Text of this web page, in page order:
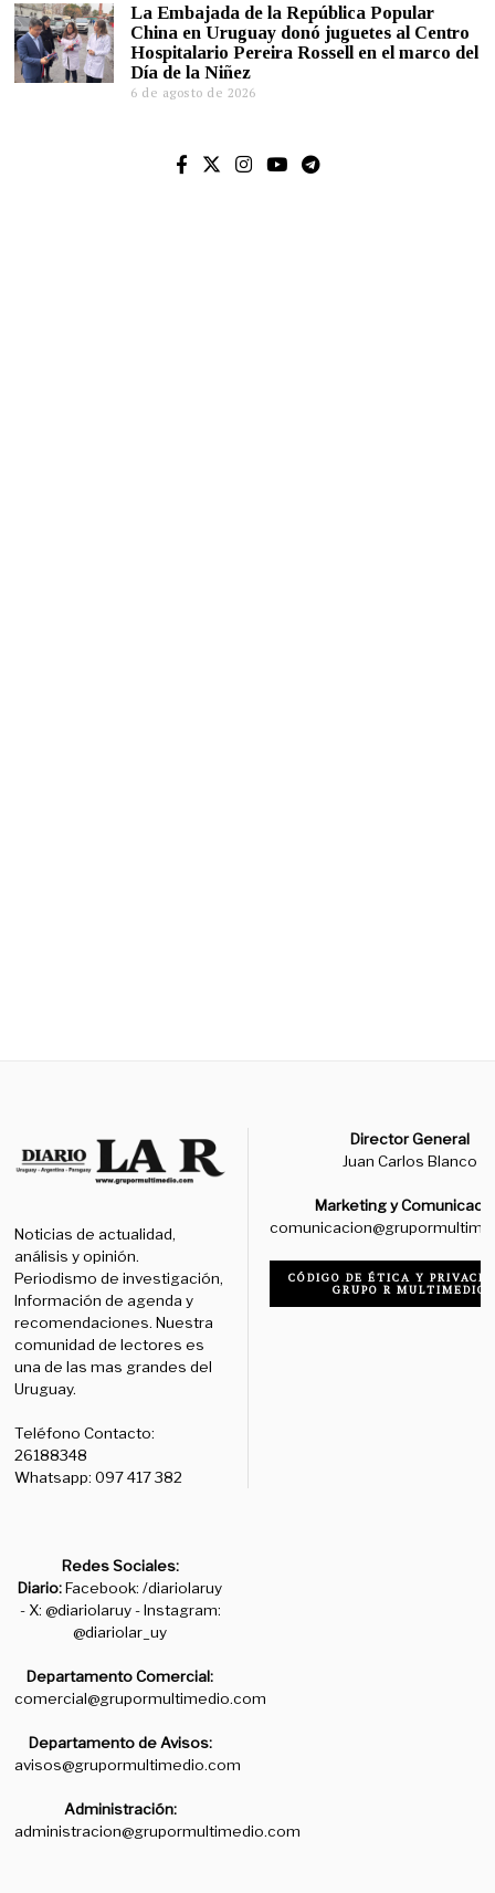
La Embajada de la República Popular
China en Uruguay donó juguetes al Centro
Hospitalario Pereira Rossell en el marco del
Día de la Niñez
6 de agosto de 2026
Noticias de actualidad,
análisis y opinión.
Periodismo de investigación,
Información de agenda y
recomendaciones. Nuestra
comunidad de lectores es
una de las mas grandes del
Uruguay.
Teléfono Contacto:
26188348
Whatsapp: 097 417 382
Director General
Juan Carlos Blanco
Marketing y
CÓDIGO DE ÉTICA Y
GRUPO R MULTIMEDIO
Redes Sociales:
Diario:Facebook: /diariolaruy
- X: @diariolaruy - Instagram:
@diariolar_uy
Departamento Comercial:
comercial@grupormultimedio.com
Departamento de Avisos:
avisos@grupormultimedio.com
Administración:
administracion@grupormultimedio.com